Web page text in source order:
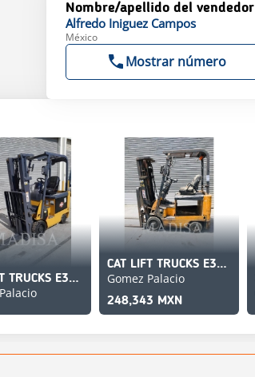
Nombre/apellido del vendedor
Alfredo Iniguez Campos
México
Mostrar número
CAT LIFT TRUCKS E3500
CAT LIFT TRUCKS E3500-AC
Gomez Palacio
248,343 MXN